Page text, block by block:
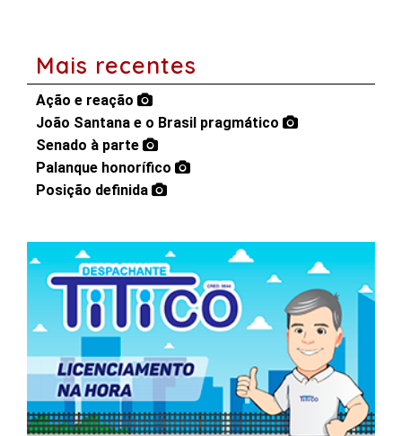
Mais recentes
Ação e reação
João Santana e o Brasil pragmático
Senado à parte
Palanque honorífico
Posição definida